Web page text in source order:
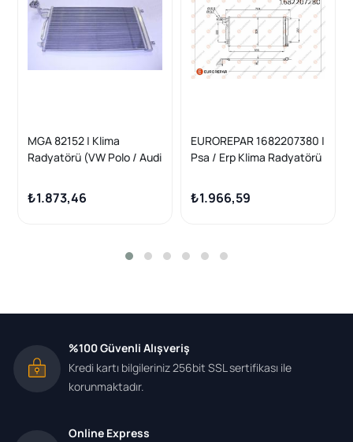
MGA 82152 | Klima
Radyatörü (VW Polo / Audi
Skoda Fabia / Rapid)
₺1.873,46
EUROREPAR 1682207380 |
Psa / Erp Klima Radyatörü
TFSI 342395
₺1.966,59
%100 Güvenli Alışveriş
Kredi kartı bilgileriniz 256bit SSL sertifikası ile
korunmaktadır.
Online Express